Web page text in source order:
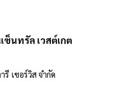
นทรัล เวสต์เกต
เซอร์วิส จำกัด